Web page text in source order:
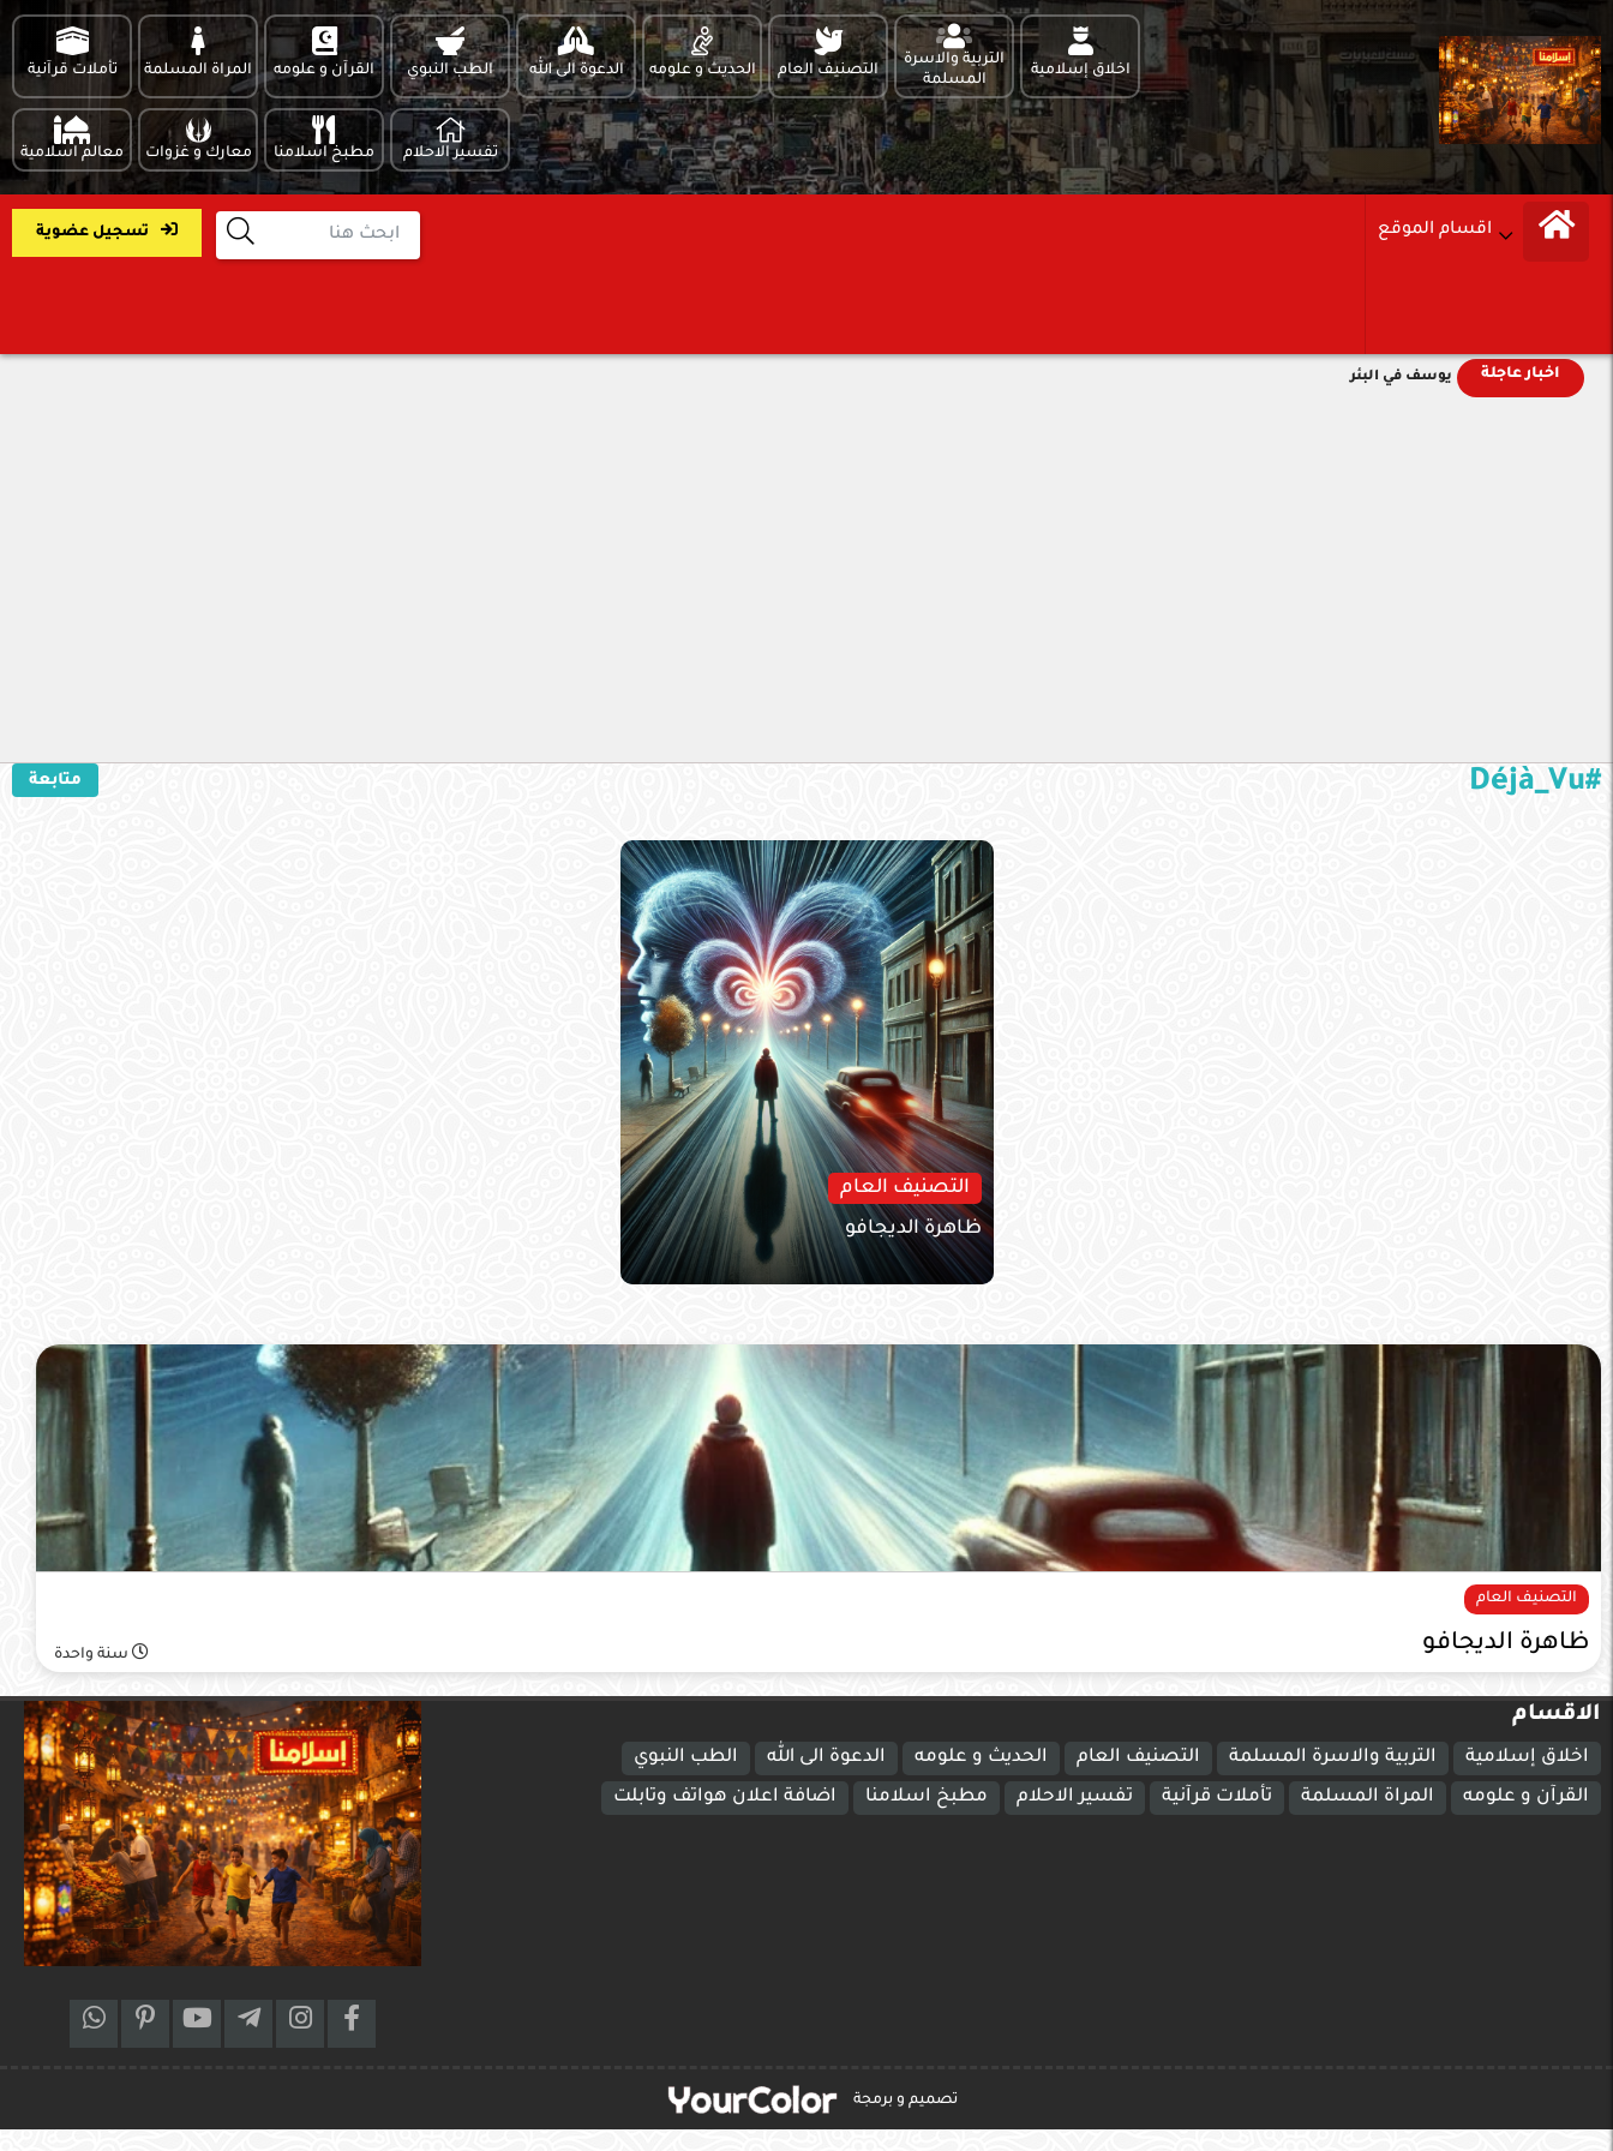
اخلاق إسلامية
التربية والاسرة
المسلمة
التصنيف العام الحديث و علومه الدعوة الى الله الطب النبوي القرآن و علومه المراة المسلمة تأملات قرآنية
تفسير الاحلام مطبخ اسلامنا معارك و غزوات معالم اسلامية
اقسام الموقع تسجيل عضوية
اخبار عاجلة يوسف في البئر
#Déjà_Vu متابعة
التصنيف العام
ظاهرة الديجافو
التصنيف العام
ظاهرة الديجافو سنة واحدة
الاقسام
اخلاق إسلامية التربية والاسرة المسلمة التصنيف العام الحديث و علومه الدعوة الى الله
الطب النبوي
القرآن و علومه
المراة المسلمة تأملات قرآنية تفسير الاحلام مطبخ اسلامنا اضافة اعلان هواتف وتابلت
تصميم و برمجة